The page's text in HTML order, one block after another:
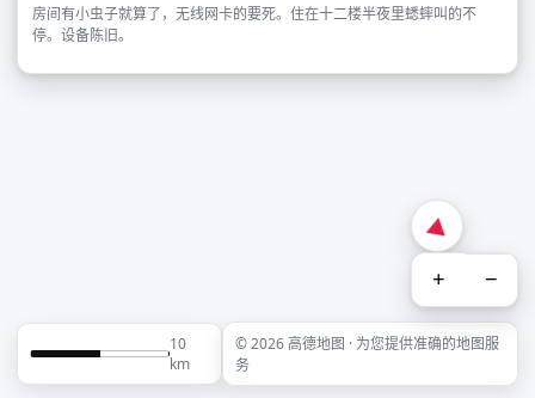
房间有小虫子就算了，无线网卡的要死。住在十二楼半夜里蟋蟀叫的不
停。设备陈旧。
+ −
10
km
© 2026 高德地图 · 为您提供准确的地图服
务